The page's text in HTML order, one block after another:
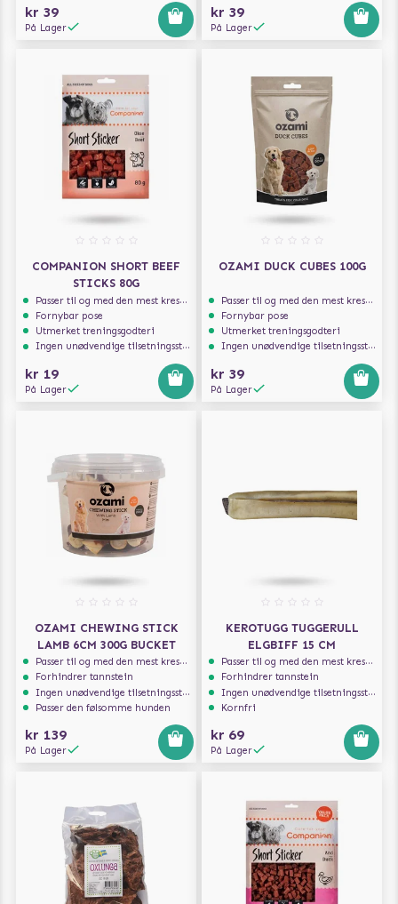
kr 39
På Lager
kr 39
På Lager
COMPANION SHORT BEEF
STICKS 80G
Passer til og med den mest kresne hunden
Fornybar pose
Utmerket treningsgodteri
Ingen unødvendige tilsetningsstoffer
kr 19
På Lager
OZAMI DUCK CUBES 100G
Passer til og med den mest kresne hunden
Fornybar pose
Utmerket treningsgodteri
Ingen unødvendige tilsetningsstoffer
kr 39
På Lager
OZAMI CHEWING STICK
LAMB 6CM 300G BUCKET
Passer til og med den mest kresne hunden
Forhindrer tannstein
Ingen unødvendige tilsetningsstoffer
Passer den følsomme hunden
kr 139
På Lager
KEROTUGG TUGGERULL
ELGBIFF 15 CM
Passer til og med den mest kresne hunden
Forhindrer tannstein
Ingen unødvendige tilsetningsstoffer
Kornfri
kr 69
På Lager